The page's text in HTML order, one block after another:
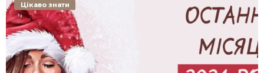
Цікаво знати